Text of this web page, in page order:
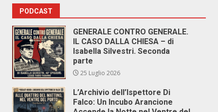
PODCAST
GENERALE CONTRO GENERALE.
IL CASO DALLA CHIESA – di
Isabella Silvestri. Seconda
parte
25 Luglio 2026
L’Archivio dell’Ispettore Di
Falco: Un Incubo Arancione